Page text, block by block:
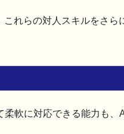
れらの対人スキルをさら
軟に対応できる能力も、